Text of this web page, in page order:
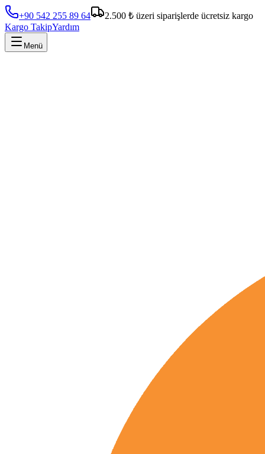
+90 542 255 89 64
2.500 ₺ üzeri siparişlerde ücretsiz kargo
Kargo TakipYardım
Menü